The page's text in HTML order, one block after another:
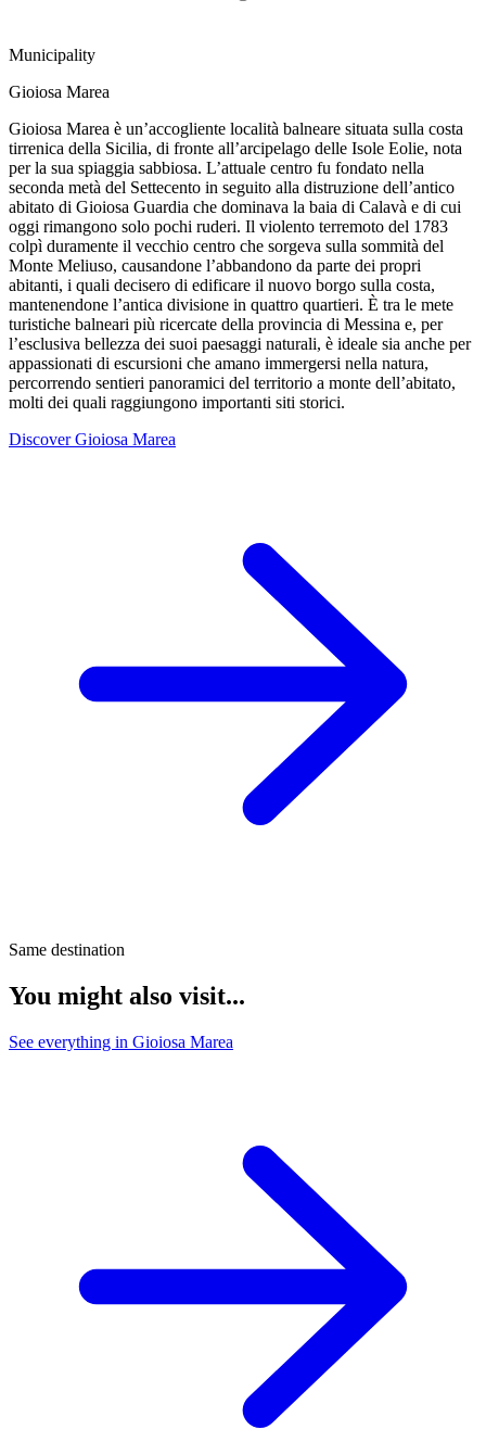
Municipality
Gioiosa Marea
Gioiosa Marea è un’accogliente località balneare situata sulla costa
tirrenica della Sicilia, di fronte all’arcipelago delle Isole Eolie, nota
per la sua spiaggia sabbiosa. L’attuale centro fu fondato nella
seconda metà del Settecento in seguito alla distruzione dell’antico
abitato di Gioiosa Guardia che dominava la baia di Calavà e di cui
oggi rimangono solo pochi ruderi. Il violento terremoto del 1783
colpì duramente il vecchio centro che sorgeva sulla sommità del
Monte Meliuso, causandone l’abbandono da parte dei propri
abitanti, i quali decisero di edificare il nuovo borgo sulla costa,
mantenendone l’antica divisione in quattro quartieri. È tra le mete
turistiche balneari più ricercate della provincia di Messina e, per
l’esclusiva bellezza dei suoi paesaggi naturali, è ideale sia anche per
appassionati di escursioni che amano immergersi nella natura,
percorrendo sentieri panoramici del territorio a monte dell’abitato,
molti dei quali raggiungono importanti siti storici.
Discover Gioiosa Marea
Same destination
You might also visit...
See everything in Gioiosa Marea